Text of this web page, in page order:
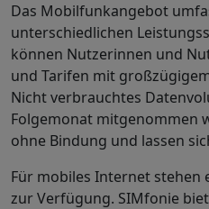
Das Mobilfunkangebot
unterschiedlichen
können Nutzerinnen und
und Tarifen mit
Nicht verbrauchtes
Folgemonat mitgenommen
ohne Bindung und lassen
Für mobiles Internet stehen
zur Verfügung. SIMfonie